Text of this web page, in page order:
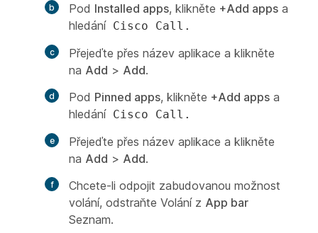
Pod Installed apps, klikněte +Add apps a
hledání Cisco Call.
Přejeďte přes název aplikace a klikněte
na Add > Add.
Pod Pinned apps, klikněte +Add apps a
hledání Cisco Call.
Přejeďte přes název aplikace a klikněte
na Add > Add.
Chcete-li odpojit zabudovanou možnost
volání, odstraňte Voláníz App bar
Seznam.